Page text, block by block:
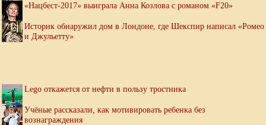
«Нацбест-2017» выиграла Анна Козлова с романом «F20»
Историк обнаружил дом в Лондоне, где Шекспир написал «Ромео
и Джульетту»
Lego откажется от нефти в пользу тростника
Учёные рассказали, как мотивировать ребенка без
вознаграждения